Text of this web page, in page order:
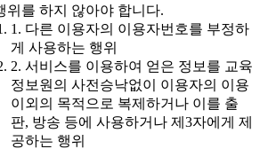
위를 하지 않아야 합니다.
1. 다른 이용자의 이용자번호를 부정하
게 사용하는 행위
2. 서비스를 이용하여 얻은 정보를 교육
정보원의 사전승낙없이 이용자의 이용
이외의 목적으로 복제하거나 이를 출
판, 방송 등에 사용하거나 제3자에게 제
공하는 행위